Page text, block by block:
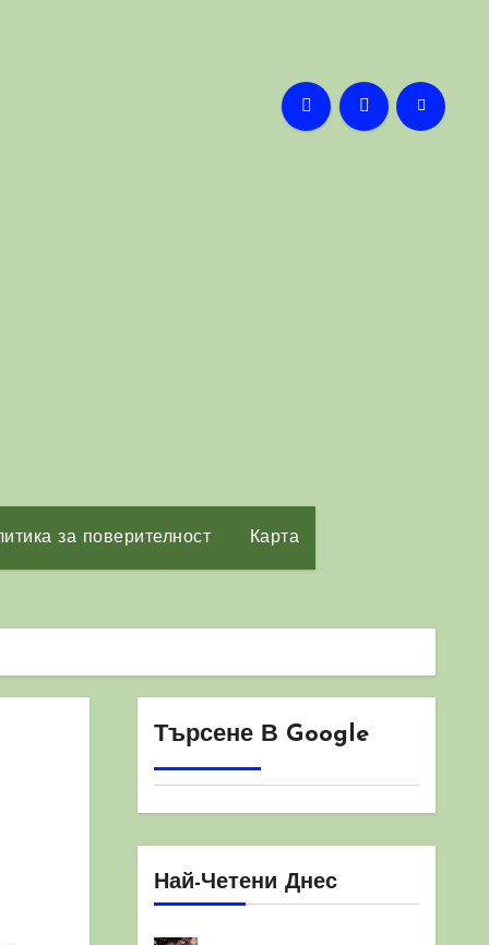
за поверителност Карта
Търсене В Google
Най-Четени Днес